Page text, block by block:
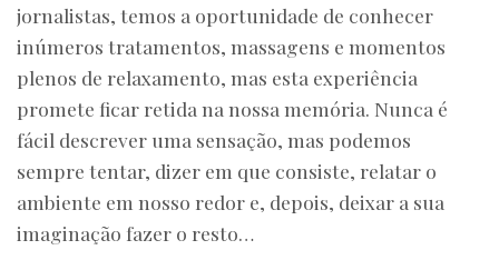
jornalistas, temos a oportunidade de conhecer
inúmeros tratamentos, massagens e momentos
plenos de relaxamento, mas esta experiência
promete ficar retida na nossa memória. Nunca é
fácil descrever uma sensação, mas podemos
sempre tentar, dizer em que consiste, relatar o
ambiente em nosso redor e, depois, deixar a sua
imaginação fazer o resto…